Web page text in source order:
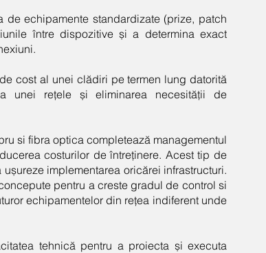
de echipamente standardizate (prize, patch
între dispozitive și a determina exact
cost al unei clădiri pe termen lung datorită
unei rețele și eliminarea necesității de
si fibra optica completează managementul
costurilor de întreținere. Acest tip de
implementarea oricărei infrastructuri.
pentru a creste gradul de control si
echipamentelor din rețea indiferent unde
tehnică pentru a proiecta și executa